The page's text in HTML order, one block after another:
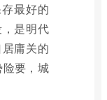
最好的
是明代
庸关的
要，城